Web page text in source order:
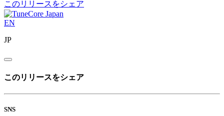
このリリースをシェア
EN
JP
このリリースをシェア
SNS